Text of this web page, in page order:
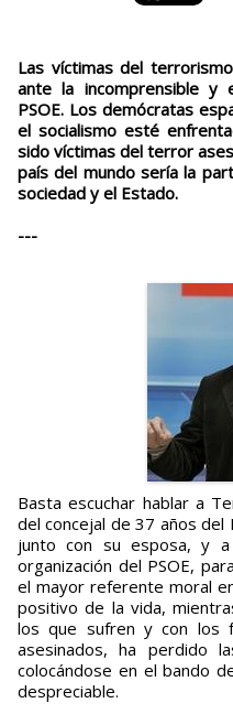
Las víctimas del
ante la incomprensible y
PSOE. Los demócratas
el socialismo esté
sido víctimas del terror
país del mundo sería la
sociedad y el Estado.
---
Basta escuchar hablar a Teresa Jiménez Becerril, hermana
del concejal de 37 años del
junto con su esposa, y a
organización del PSOE,
el mayor referente moral
positivo de la vida,
los que sufren y con los
asesinados, ha perdido
colocándose en el bando
despreciable.